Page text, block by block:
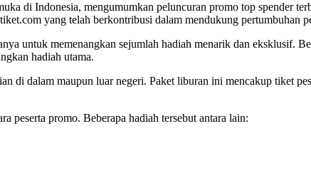
di Indonesia, mengumumkan peluncuran promo top spender
yang telah berkontribusi dalam mendukung pertumbuhan
untuk memenangkan sejumlah hadiah menarik dan eksklusif.
hadiah utama.
di dalam maupun luar negeri. Paket liburan ini mencakup tiket
peserta promo. Beberapa hadiah tersebut antara lain: